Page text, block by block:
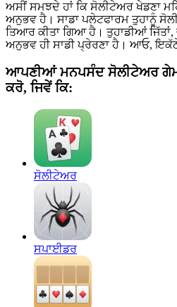
ਅਸੀਂ ਸਮਝਦੇ ਹਾਂ ਕਿ ਸੋਲੀਟੇਅਰ ਖੇਡਣਾ
ਅਨੁਭਵ ਹੈ। ਸਾਡਾ ਪਲੇਟਫਾਰਮ ਤੁਹਾਨੂੰ
ਤਿਆਰ ਕੀਤਾ ਗਿਆ ਹੈ। ਤੁਹਾਡੀਆਂ
ਅਨੁਭਵ ਹੀ ਸਾਡੀ ਪ੍ਰੇਰਣਾ ਹੈ। ਆਓ,
ਆਪਣੀਆਂ ਮਨਪਸੰਦ ਸੋਲੀਟੇਅਰ
ਕਰੋ, ਜਿਵੇਂ ਕਿ:
ਸੋਲੀਟੇਅਰ
ਸਪਾਈਡਰ